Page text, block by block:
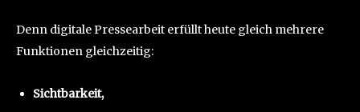
Denn digitale Pressearbeit erfüllt heute gleich mehrere
Funktionen gleichzeitig:
Sichtbarkeit,